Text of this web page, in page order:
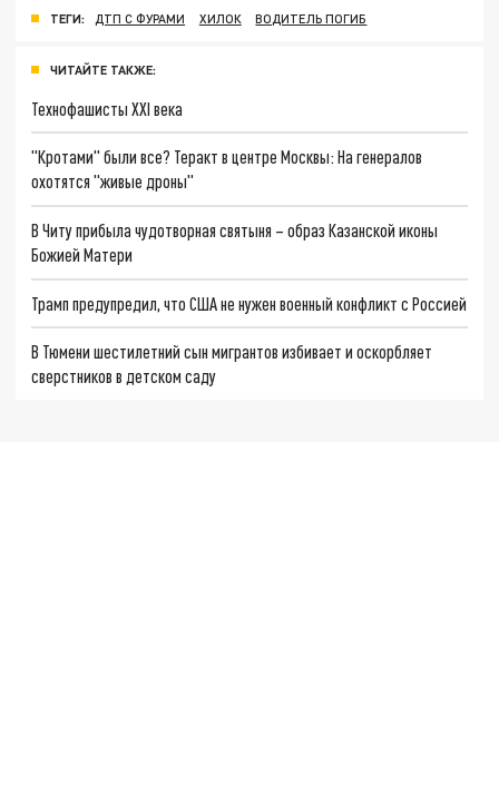
ТЕГИ: ДТП С ФУРАМИ ХИЛОК ВОДИТЕЛЬ ПОГИБ
ЧИТАЙТЕ ТАКЖЕ:
Технофашисты XXI века
"Кротами" были все? Теракт в центре Москвы: На генералов
охотятся "живые дроны"
В Читу прибыла чудотворная святыня – образ Казанской иконы
Божией Матери
Трамп предупредил, что США не нужен военный конфликт с Россией
В Тюмени шестилетний сын мигрантов избивает и оскорбляет
сверстников в детском саду